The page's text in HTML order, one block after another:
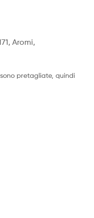
Aromi,
pretagliate, quindi